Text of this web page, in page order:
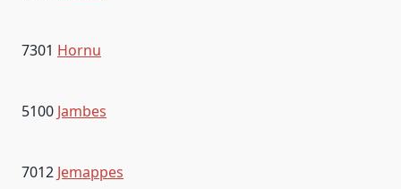
7301 Hornu
5100 Jambes
7012 Jemappes